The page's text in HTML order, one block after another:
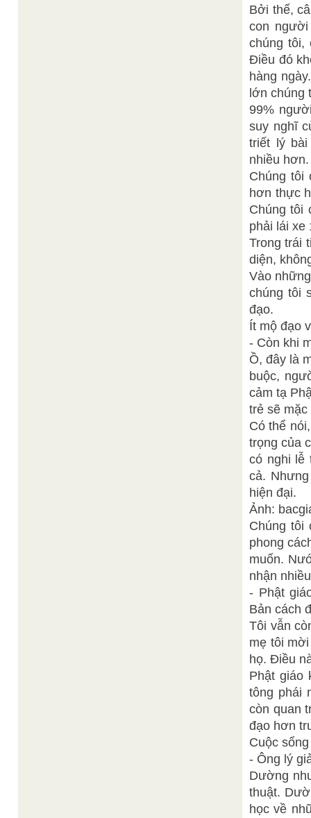
Bởi thế,
con
chúng tôi,
Điều đó
hàng
lớn chúng
99%
suy nghĩ
triết lý
nhiều hơn.
Chúng tôi
hơn thực
Chúng tôi
phải lái xe
Trong trái
diện,
Vào
chúng tôi
đạo.
Ít mộ đạo
- Còn khi
Ồ, đây là
buộc,
cảm tạ
trẻ sẽ mặc
Có thể
trọng của
có nghi lễ
cả.
hiện đại.
Ảnh:
Chúng tôi
phong
muốn.
nhận
- Phật
Bản cách
Tôi vẫn
mẹ tôi
họ. Điều
Phật giáo
tông phái
còn quan
đạo hơn
Cuộc
- Ông lý
Dường
thuật.
học về